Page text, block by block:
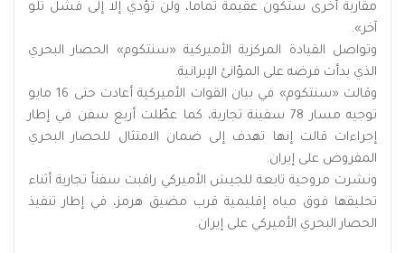
مقاربة أخرى ستكون عقيمة تماما، ولن تؤدي إلا إلى فشل تلو
آخر».
وتواصل القيادة المركزية الأميركية «سنتكوم» الحصار البحري
الذي بدأت فرضه على المؤانئ الإيرانية.
وقالت «سنتكوم» في بيان القوات الأميركية أعادت حتى 16 مايو
توجيه مسار 78 سفينة تجارية، كما عطّلت أربع سفن في إطار
إجراءات قالت إنها تهدف إلى ضمان الامتثال للحصار البحري
المفروض على إيران.
ونشرت مروحية تابعة للجيش الأميركي راقبت سفناً تجارية أثناء
تحليقها فوق مياه إقليمية قرب مضيق هرمز، في إطار تنفيذ
الحصار البحري الأميركي على إيران.